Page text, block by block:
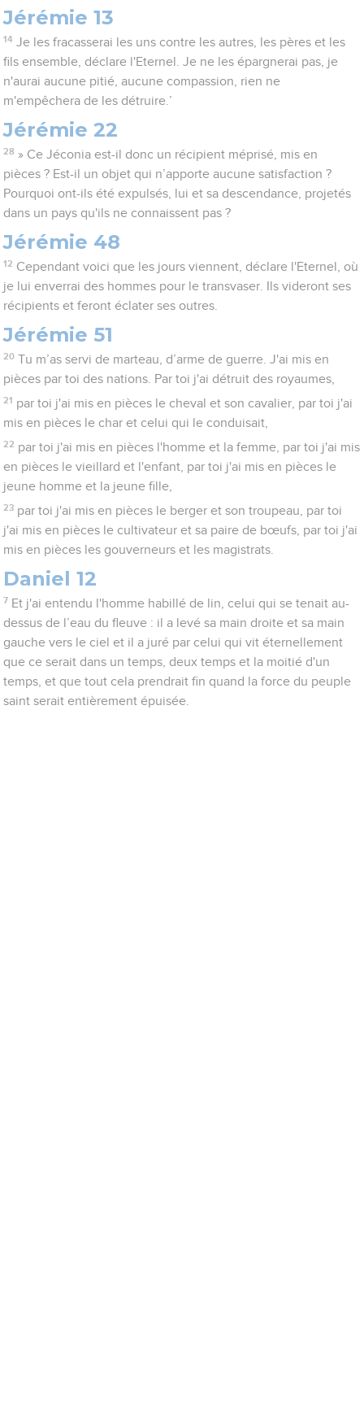
Jérémie 13
14 Je les fracasserai les uns contre les autres, les pères et les
fils ensemble, déclare l'Eternel. Je ne les épargnerai pas, je
n'aurai aucune pitié, aucune compassion, rien ne
m'empêchera de les détruire.’
Jérémie 22
28 » Ce Jéconia est-il donc un récipient méprisé, mis en
pièces ? Est-il un objet qui n’apporte aucune satisfaction ?
Pourquoi ont-ils été expulsés, lui et sa descendance, projetés
dans un pays qu'ils ne connaissent pas ?
Jérémie 48
12 Cependant voici que les jours viennent, déclare l'Eternel, où
je lui enverrai des hommes pour le transvaser. Ils videront ses
récipients et feront éclater ses outres.
Jérémie 51
20 Tu m’as servi de marteau, d’arme de guerre. J'ai mis en
pièces par toi des nations. Par toi j'ai détruit des royaumes,
21 par toi j'ai mis en pièces le cheval et son cavalier, par toi j'ai
mis en pièces le char et celui qui le conduisait,
22 par toi j'ai mis en pièces l'homme et la femme, par toi j'ai mis
en pièces le vieillard et l'enfant, par toi j'ai mis en pièces le
jeune homme et la jeune fille,
23 par toi j'ai mis en pièces le berger et son troupeau, par toi
j'ai mis en pièces le cultivateur et sa paire de bœufs, par toi j'ai
mis en pièces les gouverneurs et les magistrats.
Daniel 12
7 Et j'ai entendu l'homme habillé de lin, celui qui se tenait au-
dessus de l’eau du fleuve : il a levé sa main droite et sa main
gauche vers le ciel et il a juré par celui qui vit éternellement
que ce serait dans un temps, deux temps et la moitié d'un
temps, et que tout cela prendrait fin quand la force du peuple
saint serait entièrement épuisée.